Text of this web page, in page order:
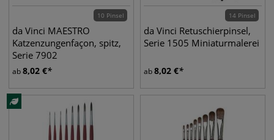
10 Pinsel
da Vinci MAESTRO
Katzenzungenfaçon, spitz,
Serie 7902
ab8,02 €
14 Pinsel
da Vinci Retuschierpinsel,
Serie 1505 Miniaturmalerei
ab8,02 €